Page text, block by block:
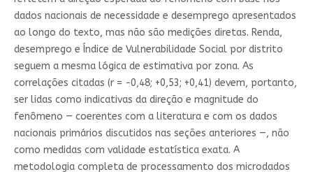
dados nacionais de necessidade e desemprego apresentados
ao longo do texto, mas não são medições diretas. Renda,
desemprego e Índice de Vulnerabilidade Social por distrito
seguem a mesma lógica de estimativa por zona. As
correlações citadas (r = −0,48; +0,53; +0,41) devem, portanto,
ser lidas como indicativas da direção e magnitude do
fenômeno — coerentes com a literatura e com os dados
nacionais primários discutidos nas seções anteriores —, não
como medidas com validade estatística exata. A
metodologia completa de processamento dos microdados